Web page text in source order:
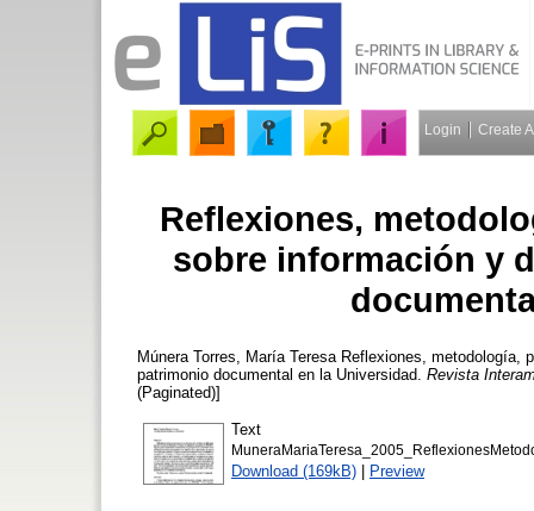
Login Create
Reflexiones,
sobre información y
Múnera Torres, María Teresa Reflexiones, metodología,
patrimonio documental en la Universidad. Revista
(Paginated)]
Text
Download (169kB) | Preview